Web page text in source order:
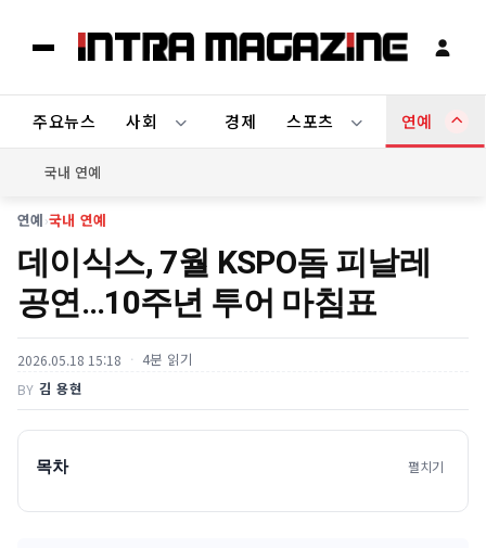
주요뉴스 사회 경제 스포츠 연예
국내 연예
연예›국내 연예
데이식스, 7월 KSPO돔 피날레
공연…10주년 투어 마침표
2026.05.18 15:18 4분 읽기
BY 김 용현
목차 펼치기